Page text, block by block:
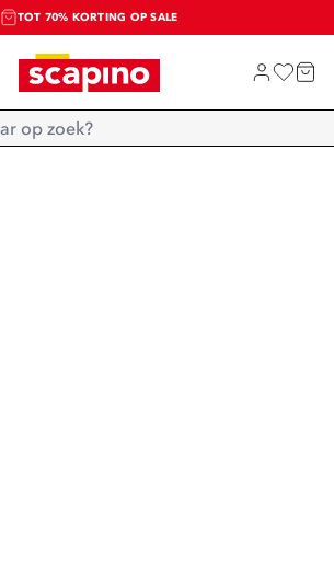
TOT 70% KORTING OP SALE
SALE: LAATSTE KANS!
SHOP NIEUW
Home